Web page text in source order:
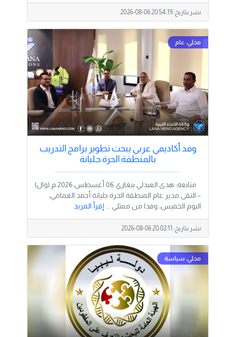
نشر بتاريخ:2026-08-06 20:54:19
وفد أكاديمي عربي يبحث تطوير برامج التدريب
بالمنطقة الحرة جليانة
متابعة: هدى العبدلي بنغازي 06 أغسطس 2026 م (وال)
– التقى مدير عام المنطقة الحرة جليانة أحمد العمامي،
اليوم الخميس، وفدا من ممثلي ... إقرأ المزيد
نشر بتاريخ: 2026-08-06 20:02:11